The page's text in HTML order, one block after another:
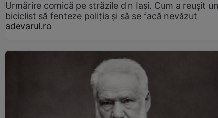
Urmărire comică pe străzile din Iași. Cum a reușit un
biciclist să fenteze poliția și să se facă nevăzut
adevarul.ro